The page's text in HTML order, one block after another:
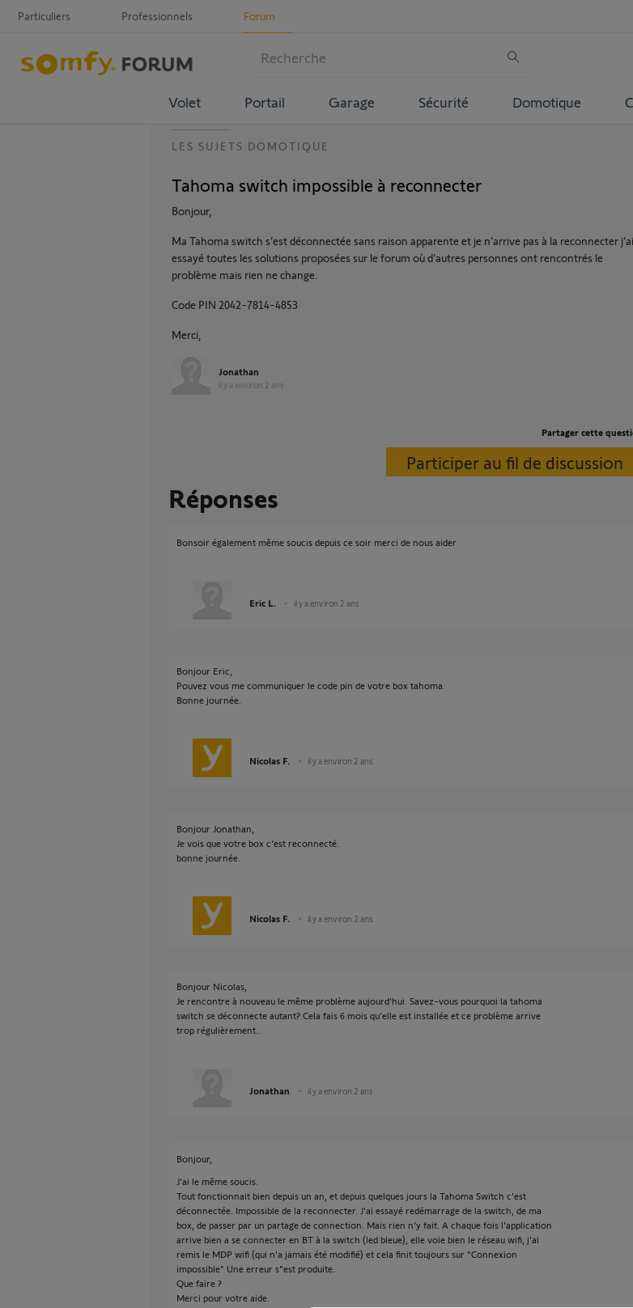
Particuliers Professionnels Forum
Volet Portail Garage Sécurité Domotique
LES SUJETS DOMOTIQUE
Tahoma switch impossible à reconnecter
Bonjour,
Ma Tahoma switch s’est déconnectée sans raison apparente et je n’arrive pas à la reconnecter j’ai
essayé toutes les solutions proposées sur le forum où d’autres personnes ont rencontrés le
problème mais rien ne change.
Code PIN 2042-7814-4853
Merci,
Jonathan
il y a environ 2 ans
Partager cette
Participer au fil de discussion
Réponses
Bonsoir également même soucis depuis ce soir merci de nous aider
Eric L. il y a environ 2 ans
Bonjour Eric,
Pouvez vous me communiquer le code pin de votre box tahoma.
Bonne journée.
Nicolas F. il y a environ 2 ans
Bonjour Jonathan,
Je vois que votre box c'est reconnecté.
bonne journée.
Nicolas F. il y a environ 2 ans
Bonjour Nicolas,
Je rencontre à nouveau le même problème aujourd’hui. Savez-vous pourquoi la tahoma
switch se déconnecte autant? Cela fais 6 mois qu’elle est installée et ce problème arrive
trop régulièrement..
Jonathan il y a environ 2 ans
Bonjour,
J'ai le même soucis.
Tout fonctionnait bien depuis un an, et depuis quelques jours la Tahoma Switch c'est
déconnectée. Impossible de la reconnecter. J'ai essayé redémarrage de la switch, de ma
box, de passer par un partage de connection. Mais rien n'y fait. A chaque fois l'application
arrive bien a se connecter en BT à la switch (led bleue), elle voie bien le réseau wifi, j'ai
remis le MDP wifi (qui n'a jamais été modifié) et cela finit toujours sur "Connexion
impossible" Une erreur s"est produite.
Que faire ?
Merci pour votre aide.